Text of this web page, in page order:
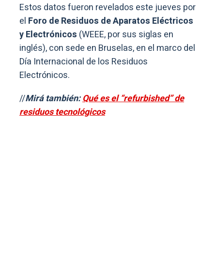
Estos datos fueron revelados este jueves por
el Foro de Residuos de Aparatos Eléctricos
y Electrónicos (WEEE, por sus siglas en
inglés), con sede en Bruselas, en el marco del
Día Internacional de los Residuos
Electrónicos.
//Mirá también:Qué es el “refurbished” de
residuos tecnológicos